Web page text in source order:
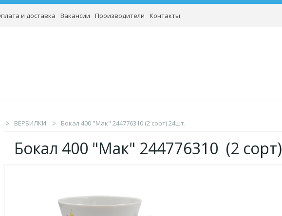
и доставка Вакансии Производители Контакты
ВЕРБИЛКИ Бокал 400 "Мак" 244776310 (2 сорт) 24шт.
Бокал 400 "Мак" 244776310 (2 сорт)